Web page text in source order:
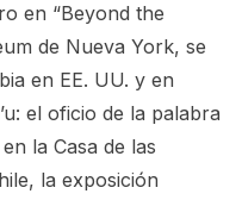
en “Beyond the
de Nueva York, se
en EE. UU. y en
el oficio de la palabra
la Casa de las
la exposición